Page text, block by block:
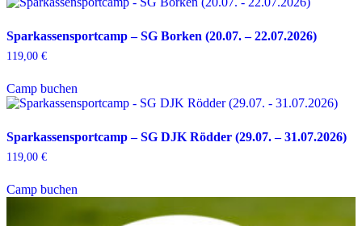
Sparkassensportcamp – SG Borken (20.07. – 22.07.2026)
119,00 €
Camp buchen
Sparkassensportcamp – SG DJK Rödder (29.07. – 31.07.2026)
119,00 €
Camp buchen